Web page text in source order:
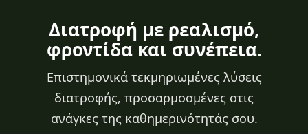
Διατροφή με ρεαλισμό,
φροντίδα και συνέπεια.
Επιστημονικά τεκμηριωμένες λύσεις
διατροφής, προσαρμοσμένες στις
ανάγκες της καθημερινότητάς σου.